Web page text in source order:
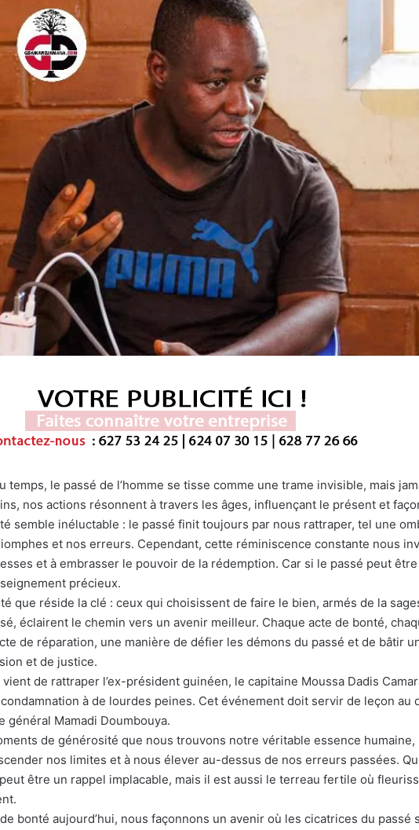
temps, le passé de l’homme se tisse comme une trame invisible, mais
nos actions résonnent à travers les âges, influençant le présent et
semble inéluctable : le passé finit toujours par nous rattraper, tel une
et nos erreurs. Cependant, cette réminiscence constante nous
et à embrasser le pouvoir de la rédemption. Car si le passé peut
précieux.
que réside la clé : ceux qui choisissent de faire le bien, armés de la
éclairent le chemin vers un avenir meilleur. Chaque acte de bonté,
de réparation, une manière de défier les démons du passé et de bâtir
et de justice.
vient de rattraper l’ex-président guinéen, le capitaine Moussa Dadis
à de lourdes peines. Cet événement doit servir de leçon au
général Mamadi Doumbouya.
de générosité que nous trouvons notre véritable essence humaine,
nos limites et à nous élever au-dessus de nos erreurs passées.
être un rappel implacable, mais il est aussi le terreau fertile où
bonté aujourd’hui, nous façonnons un avenir où les cicatrices du passé